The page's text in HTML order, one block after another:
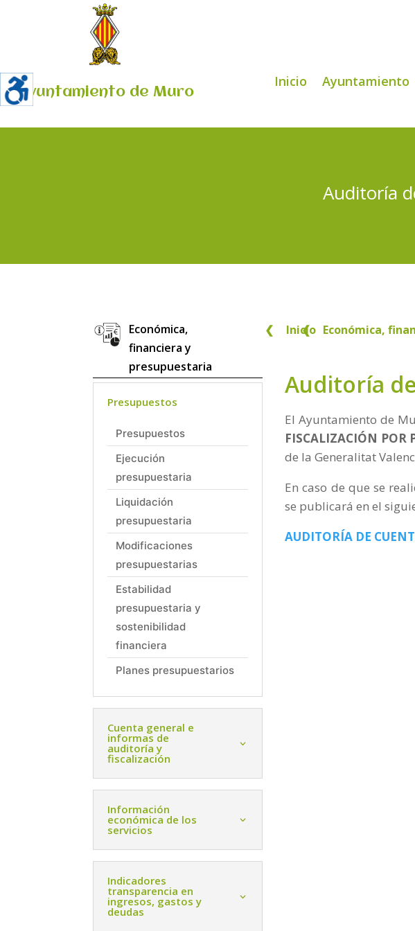
Ayuntamiento de Muro
Inicio Ayuntamiento
Auditoría
Económica,
financiera y
presupuestaria
❮ Inicio
❮ Económica,
Auditoría
Presupuestos
Presupuestos
Ejecución
presupuestaria
Liquidación
presupuestaria
Modificaciones
presupuestarias
Estabilidad
presupuestaria y
sostenibilidad
financiera
Planes presupuestarios
Cuenta general e
informas de
auditoría y
fiscalización
Información
económica de los
servicios
Indicadores
transparencia en
ingresos, gastos y
deudas
El Ayuntamiento de
FISCALIZACIÓN POR
de la Generalitat
En caso de que se
se publicará en el
AUDITORÍA DE